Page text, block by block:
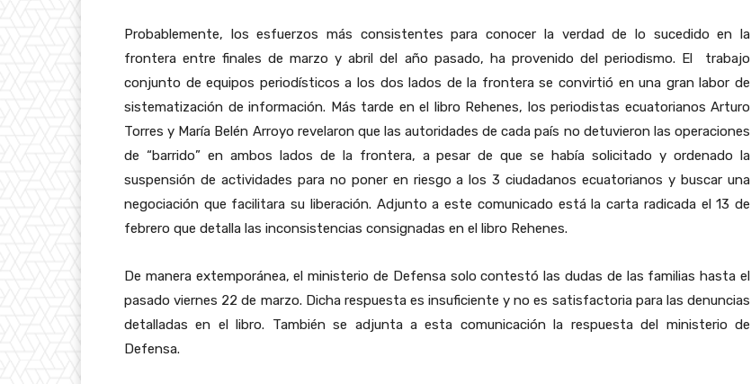
Probablemente, los esfuerzos más consistentes para conocer la verdad de lo sucedido en la
frontera entre finales de marzo y abril del año pasado, ha provenido del periodismo. El trabajo
conjunto de equipos periodísticos a los dos lados de la frontera se convirtió en una gran labor de
sistematización de información. Más tarde en el libro Rehenes, los periodistas ecuatorianos Arturo
Torres y María Belén Arroyo revelaron que las autoridades de cada país no detuvieron las operaciones
de “barrido” en ambos lados de la frontera, a pesar de que se había solicitado y ordenado la
suspensión de actividades para no poner en riesgo a los 3 ciudadanos ecuatorianos y buscar una
negociación que facilitara su liberación. Adjunto a este comunicado está la carta radicada el 13 de
febrero que detalla las inconsistencias consignadas en el libro Rehenes.
De manera extemporánea, el ministerio de Defensa solo contestó las dudas de las familias hasta el
pasado viernes 22 de marzo. Dicha respuesta es insuficiente y no es satisfactoria para las denuncias
detalladas en el libro. También se adjunta a esta comunicación la respuesta del ministerio de
Defensa.